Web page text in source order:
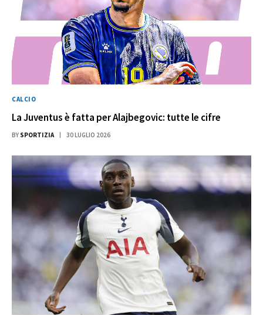
CALCIO
La Juventus è fatta per Alajbegovic: tutte le cifre
BY SPORTIZIA 30 LUGLIO 2026